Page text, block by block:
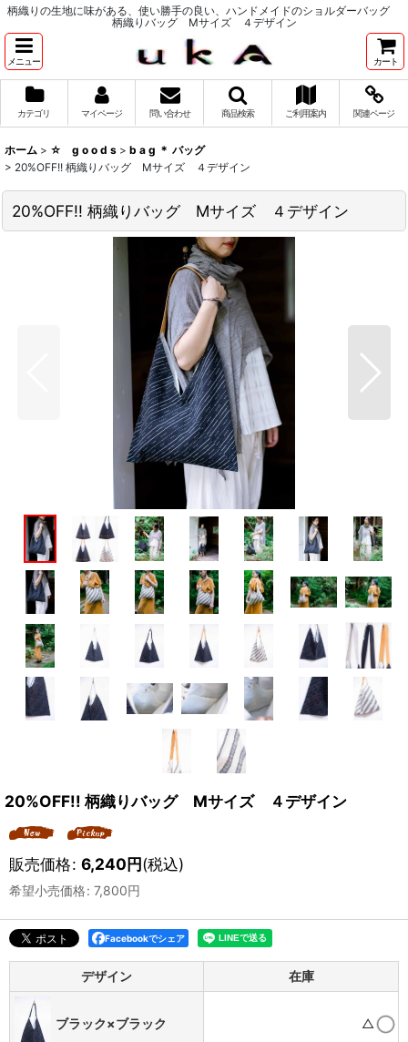
柄織りの生地に味がある、使い勝手の良い、ハンドメイドのショルダーバッグ
柄織りバッグ Mサイズ ４デザイン
メニュー カート
カテゴリ マイページ 問い合わせ 商品検索 ご利用案内 関連ページ
ホーム > ☆ g o o d s > b a g ＊ バッグ
> 20%OFF!! 柄織りバッグ Mサイズ ４デザイン
20%OFF!! 柄織りバッグ Mサイズ ４デザイン
20%OFF!! 柄織りバッグ Mサイズ ４デザイン
販売価格: 6,240円(税込)
希望小売価格: 7,800円
Facebookでシェア
デザイン 在庫
ブラック×ブラック △